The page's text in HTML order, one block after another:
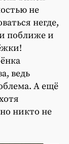
не
негде,
поближе и
ведь
А ещё
никто не